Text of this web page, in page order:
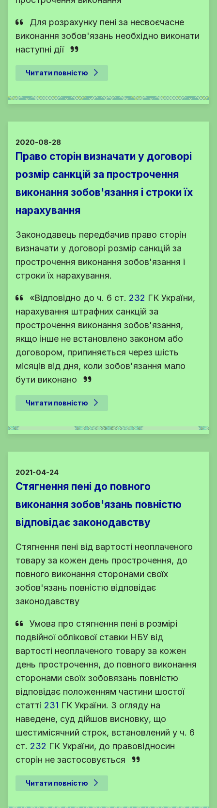
Для розрахунку пені за несвоєчасне
виконання зобов'язань необхідно виконати
наступні дії
Читати повністю
2020-08-28
Право сторін визначати у договорі
розмір санкцій за прострочення
виконання зобов'язання і строки їх
нарахування
Законодавець передбачив право сторін
визначати у договорі розмір санкцій за
прострочення виконання зобов'язання і
строки їх нарахування.
«Відповідно до ч. 6 ст. 232 ГК України,
нарахування штрафних санкцій за
прострочення виконання зобов'язання,
якщо інше не встановлено законом або
договором, припиняється через шість
місяців від дня, коли зобов'язання мало
бути виконано
Читати повністю
2021-04-24
Стягнення пені до повного
виконання зобов'язань повністю
відповідає законодавству
Стягнення пені від вартості неоплаченого
товару за кожен день прострочення, до
повного виконання сторонами своїх
зобов'язань повністю відповідає
законодавству
Умова про стягнення пені в розмірі
подвійної облікової ставки НБУ від
вартості неоплаченого товару за кожен
день прострочення, до повного виконання
сторонами своїх зобовязань повністю
відповідає положенням частини шостої
статті 231 ГК України. З огляду на
наведене, суд дійшов висновку, що
шестимісячний строк, встановлений у ч. 6
ст. 232 ГК України, до правовідносин
сторін не застосовується
Читати повністю